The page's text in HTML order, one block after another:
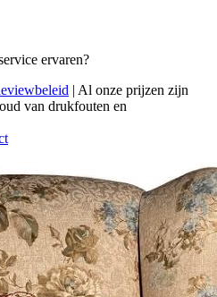
ervaren?
| Al onze prijzen zijn
van drukfouten en